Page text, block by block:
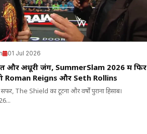
01 Jul 2026
और अधूरी जंग, SummerSlam 2026 में फिर
Roman Reigns और Seth Rollins
सफर, The Shield का टूटना और वर्षों पुराना हिसाब।